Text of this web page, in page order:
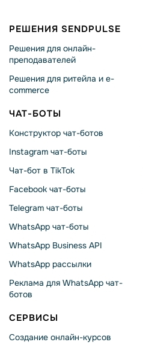
РЕШЕНИЯ SENDPULSE
Решения для онлайн-
преподавателей
Решения для ритейла и e-
commerce
ЧАТ-БОТЫ
Конструктор чат-ботов
Instagram чат-боты
Чат-бот в TikTok
Facebook чат-боты
Telegram чат-боты
WhatsApp чат-боты
WhatsApp Business API
WhatsApp рассылки
Реклама для WhatsApp чат-
ботов
СЕРВИСЫ
Создание онлайн-курсов